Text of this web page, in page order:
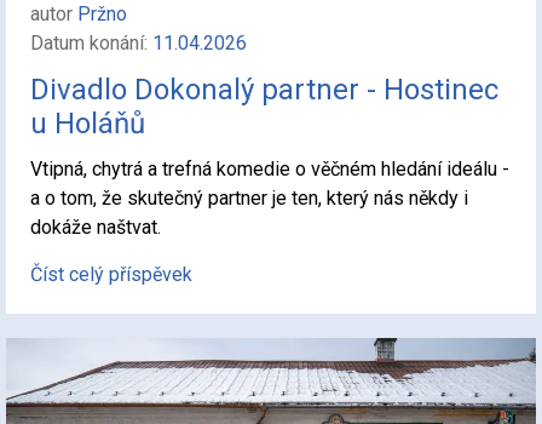
autor Pržno
Datum konání: 11.04.2026
Divadlo Dokonalý partner - Hostinec
u Holáňů
Vtipná, chytrá a trefná komedie o věčném hledání ideálu -
a o tom, že skutečný partner je ten, který nás někdy i
dokáže naštvat.
Číst celý příspěvek